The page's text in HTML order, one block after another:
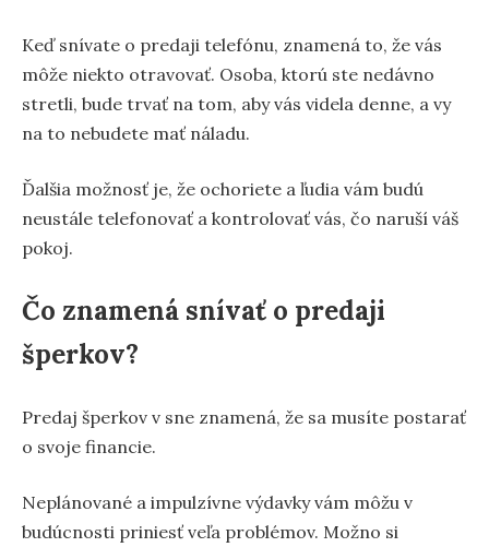
Keď snívate o predaji telefónu, znamená to, že vás
môže niekto otravovať. Osoba, ktorú ste nedávno
stretli, bude trvať na tom, aby vás videla denne, a vy
na to nebudete mať náladu.
Ďalšia možnosť je, že ochoriete a ľudia vám budú
neustále telefonovať a kontrolovať vás, čo naruší váš
pokoj.
Čo znamená snívať o predaji
šperkov?
Predaj šperkov v sne znamená, že sa musíte postarať
o svoje financie.
Neplánované a impulzívne výdavky vám môžu v
budúcnosti priniesť veľa problémov. Možno si